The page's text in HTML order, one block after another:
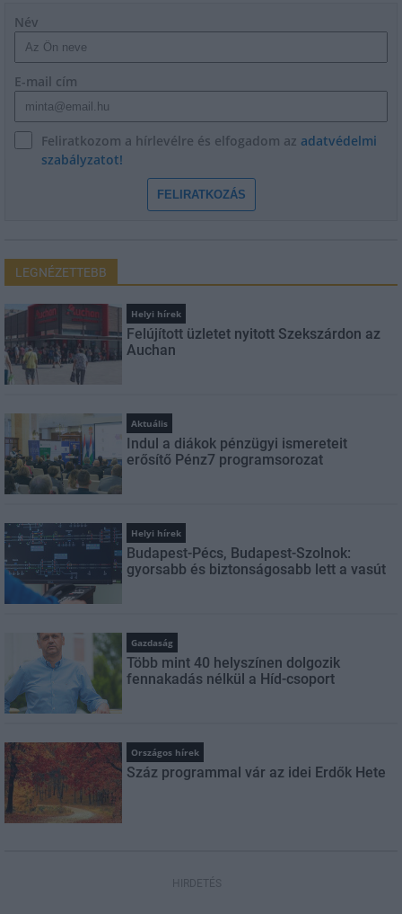
Név
E-mail cím
Feliratkozom a hírlevélre és elfogadom az adatvédelmi
szabályzatot!
FELIRATKOZÁS
LEGNÉZETTEBB
Helyi hírek
Felújított üzletet nyitott Szekszárdon az
Auchan
Aktuális
Indul a diákok pénzügyi ismereteit
erősítő Pénz7 programsorozat
Helyi hírek
Budapest-Pécs, Budapest-Szolnok:
gyorsabb és biztonságosabb lett a vasút
Gazdaság
Több mint 40 helyszínen dolgozik
fennakadás nélkül a Híd-csoport
Országos hírek
Száz programmal vár az idei Erdők Hete
HIRDETÉS